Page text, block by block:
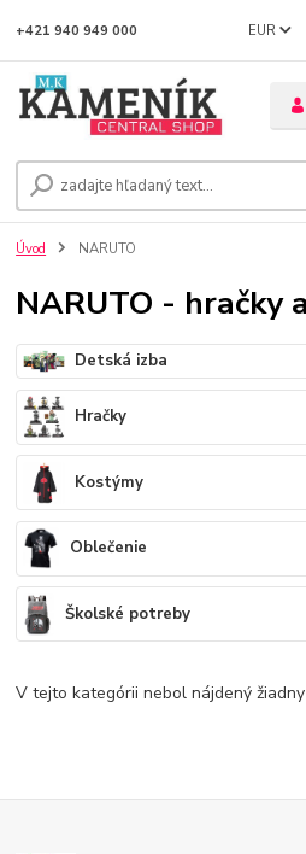
EUR
+421 940 949 000
Úvod NARUTO
NARUTO - hračky
Detská izba
Hračky
Kostýmy
Oblečenie
Školské potreby
V tejto kategórii nebol nájdený